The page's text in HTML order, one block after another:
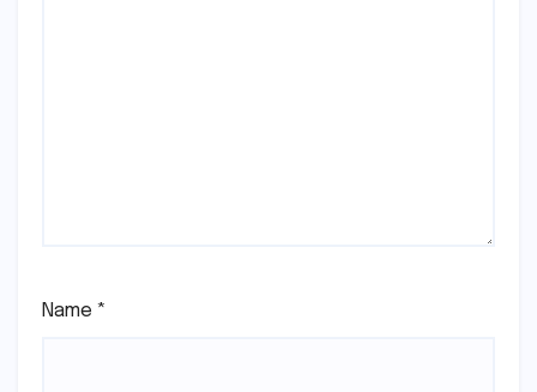
Name *